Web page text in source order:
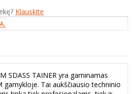
Klauskite
SDASS TAINER yra gaminamas
gamykloje. Tai aukščiausio techninio